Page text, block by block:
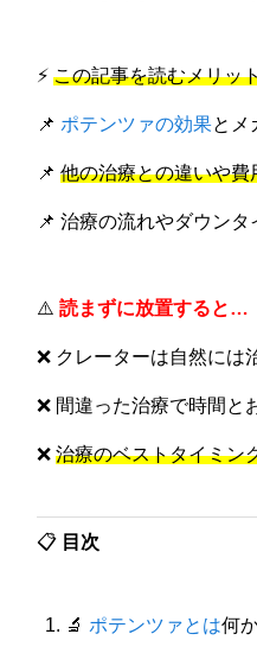
⚡ この記事を読むメリッ
📌 ポテンツァの効果とメ
📌 他の治療との違いや費
📌 治療の流れやダウン
⚠️ 読まずに放置すると…
❌ クレーターは自然には
❌ 間違った治療で時間と
❌ 治療のベストタイミン
📋 目次
🔬 ポテンツァとは何